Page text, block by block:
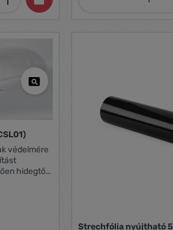
hidegtől,
Strechfólia nyújtható